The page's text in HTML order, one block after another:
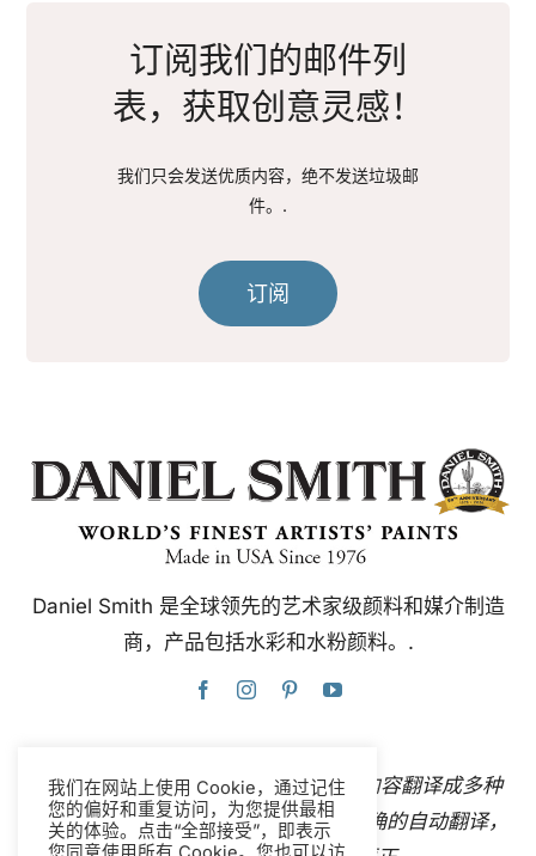
订阅我们的邮件列
表，获取创意灵感！
我们只会发送优质内容，绝不发送垃圾邮
件。.
订阅
Daniel Smith 是全球领先的艺术家级颜料和媒介制造
商，产品包括水彩和水粉颜料。.
本网站使用谷歌翻译，可即时自动将内容翻译成多种
语言。联系我们如果您发现任何不准确的自动翻译，
我们在网站上使用 Cookie，通过记住
您的偏好和重复访问，为您提供最相
关的体验。点击“全部接受”，即表示